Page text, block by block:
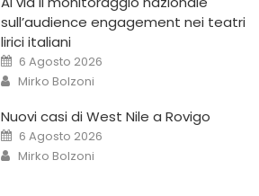
sull’audience engagement nei teatri
lirici italiani
6 Agosto 2026
Mirko Bolzoni
Nuovi casi di West Nile a Rovigo
6 Agosto 2026
Mirko Bolzoni